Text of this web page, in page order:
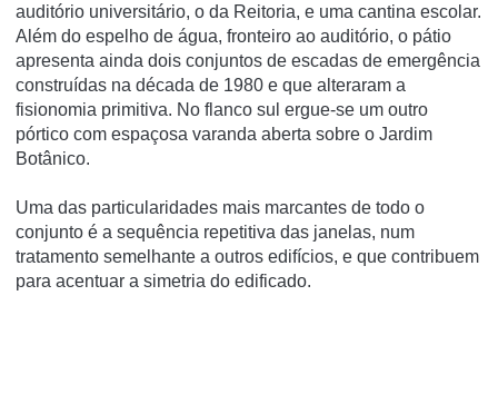
auditório universitário, o da Reitoria, e uma cantina escolar.
Além do espelho de água, fronteiro ao auditório, o pátio
apresenta ainda dois conjuntos de escadas de emergência
construídas na década de 1980 e que alteraram a
fisionomia primitiva. No flanco sul ergue-se um outro
pórtico com espaçosa varanda aberta sobre o Jardim
Botânico.
Uma das particularidades mais marcantes de todo o
conjunto é a sequência repetitiva das janelas, num
tratamento semelhante a outros edifícios, e que contribuem
para acentuar a simetria do edificado.